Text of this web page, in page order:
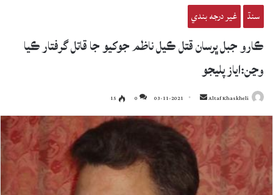
سنڌ غير درجه بندي
ڪارو جبل ڀرسان قتل ڪيل ناظم جوکيو جا قاتل گرفتار ڪيا
وڃن:اياز پليجو
Altaf Khaskheli
Send
an
email
03-11-2021
0
15